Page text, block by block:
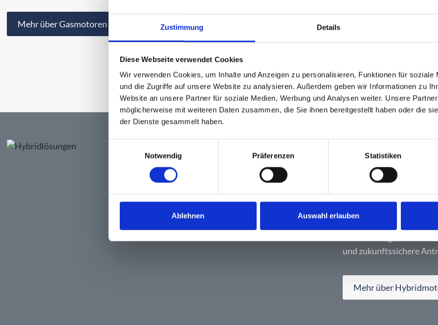
Zustimmung Details
Diese Webseite verwendet Cookies
Wir verwenden Cookies, um Inhalte und Anzeigen zu personalisieren, Funktionen für soziale
und die Zugriffe auf unsere Website zu analysieren. Außerdem geben wir Informationen zu
Website an unsere Partner für soziale Medien, Werbung und Analysen weiter. Unsere
möglicherweise mit weiteren Daten zusammen, die Sie ihnen bereitgestellt haben oder die
der Dienste gesammelt haben.
Notwendig
Präferenzen Statistiken
Ablehnen Auswahl erlauben
Mehr über Gasmotoren
DIE VERBINDUNG
Unsere variable-speed-
für moderne
Verbrennungs- und
und zukunftssichere
Mehr über